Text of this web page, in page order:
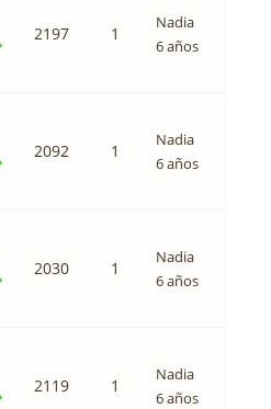
2197 1
Nadia
6 años
2092 1
Nadia
6 años
2030 1
Nadia
6 años
2119 1
Nadia
6 años